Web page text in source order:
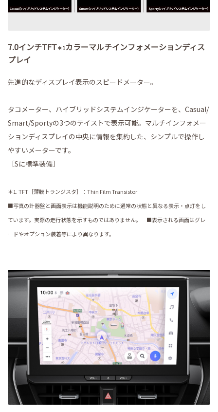
7.0インチTFT＊1カラーマルチインフォメーションディス
プレイ
先進的なディスプレイ表示のスピードメーター。
タコメーター、ハイブリッドシステムインジケーターを、Casual/
Smart/Sportyの3つのテイストで表示可能。マルチインフォメー
ションディスプレイの中央に情報を集約した、シンプルで操作し
やすいメーターです。
［Sに標準装備］
＊1. TFT［薄膜トランジスタ］：Thin Film Transistor
■写真の計器盤と画面表示は機能説明のために通常の状態と異なる表示・点灯をし
ています。実際の走行状態を示すものではありません。 ■表示される画面はグレ
ードやオプション装着等により異なります。